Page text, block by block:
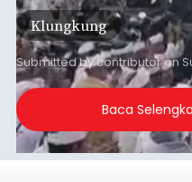
Klungkung
Submitted bycontributoron
Baca